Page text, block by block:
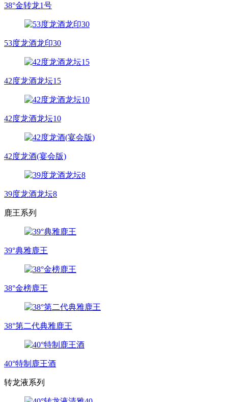
38°金转龙1号
53度龙酒龙印30
42度龙酒龙坛15
42度龙酒龙坛10
42度龙酒(宴会版)
39度龙酒龙坛8
鹿王系列
39°典雅鹿王
38°金榜鹿王
38°第二代典雅鹿王
40°特制鹿王酒
转龙液系列